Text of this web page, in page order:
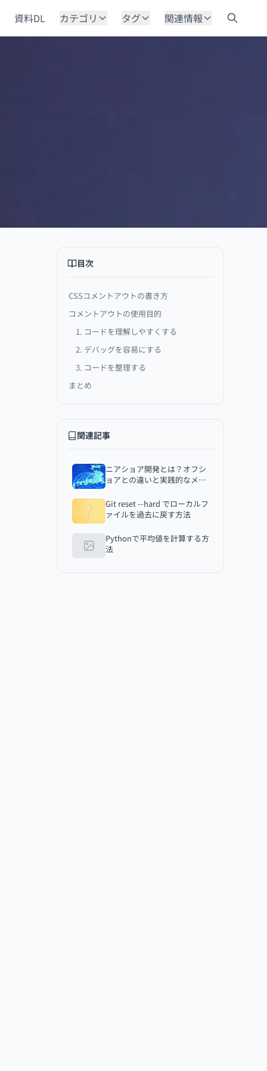
資料DL カテゴリ タグ 関連情報
目次
CSSコメントアウトの書き方
コメントアウトの使用目的
1. コードを理解しやすくする
2. デバッグを容易にする
3. コードを整理する
まとめ
関連記事
ニアショア開発とは？オフシ
ョアとの違いと実践的なメリ
Git reset --hard でローカルフ
ァイルを過去に戻す方法
Pythonで平均値を計算する方
法